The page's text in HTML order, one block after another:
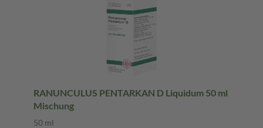
RANUNCULUS PENTARKAN D Liquidum 50 ml
Mischung
50 ml